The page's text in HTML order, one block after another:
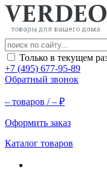
Только в текущем
+7 (495) 677-95-89
Обратный звонок
– товаров /– ₽
Оформить заказ
Каталог товаров